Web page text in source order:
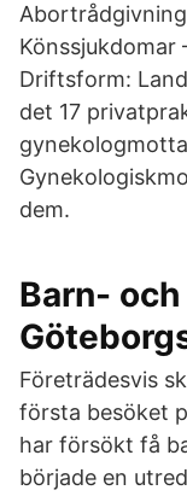
Könssjukdomar
Driftsform:
det 17
dem.
Barn-
Företrädesvis
första besöket
har försökt få
började en